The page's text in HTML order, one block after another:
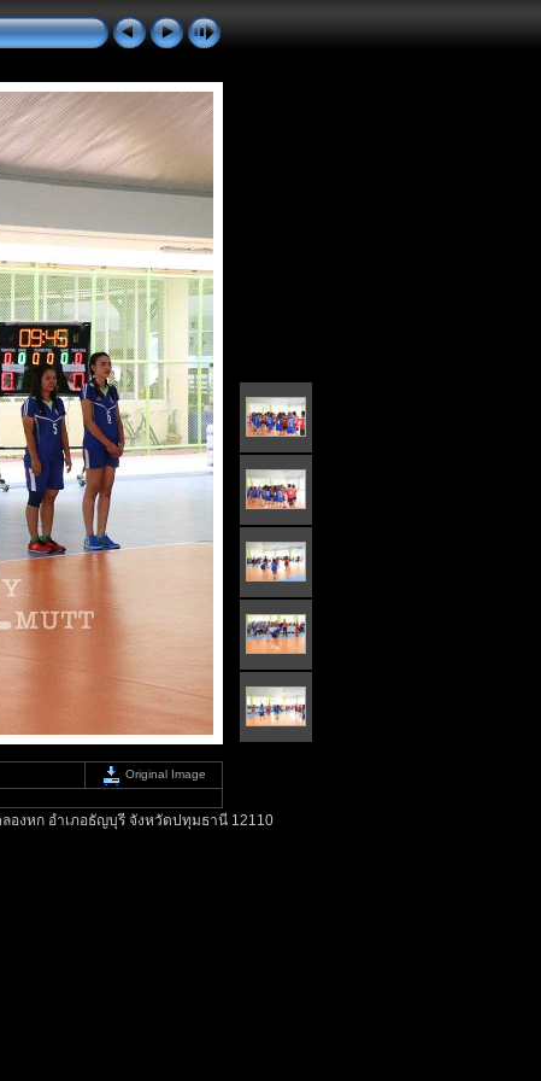
Original Image
องหก อำเภอธัญบุรี จังหวัดปทุมธานี 12110